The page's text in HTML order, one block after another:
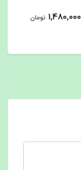
تومان